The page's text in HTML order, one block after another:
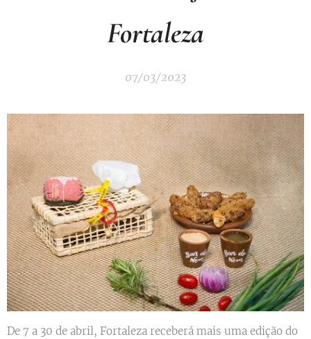
Fortaleza
07/03/2023
De 7 a 30 de abril, Fortaleza receberá mais uma edição do